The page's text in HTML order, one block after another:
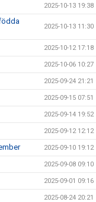
2025-10-13 19:38
2025-10-13 11:30
2025-10-12 17:18
2025-10-06 10:27
2025-09-24 21:21
2025-09-15 07:51
2025-09-14 19:52
2025-09-12 12:12
2025-09-10 19:12
2025-09-08 09:10
2025-09-01 09:16
2025-08-24 20:21